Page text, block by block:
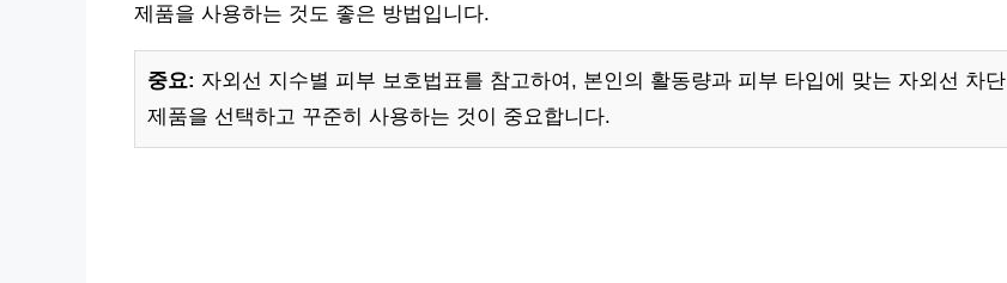
제품을 사용하는 것도 좋은 방법입니다.
중요: 자외선 지수별 피부 보호법표를 참고하여, 본인의 활동량과 피부 타입에 맞는 자외선 차단
제품을 선택하고 꾸준히 사용하는 것이 중요합니다.